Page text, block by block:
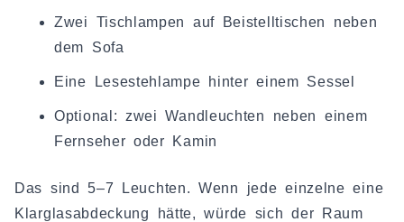
Zwei Tischlampen auf Beistelltischen neben
dem Sofa
Eine Lesestehlampe hinter einem Sessel
Optional: zwei Wandleuchten neben einem
Fernseher oder Kamin
Das sind 5–7 Leuchten. Wenn jede einzelne eine
Klarglasabdeckung hätte, würde sich der Raum